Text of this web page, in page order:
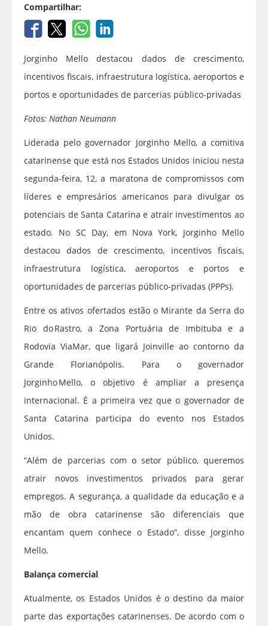
Compartilhar:
Jorginho Mello destacou dados de crescimento,
incentivos fiscais, infraestrutura logística, aeroportos e
portos e oportunidades de parcerias público‑privadas
Fotos: Nathan Neumann
Liderada pelo governador Jorginho Mello, a comitiva
catarinense que está nos Estados Unidos iniciou nesta
segunda-feira, 12, a maratona de compromissos com
líderes e empresários americanos para divulgar os
potenciais de Santa Catarina e atrair investimentos ao
estado. No SC Day, em Nova York, Jorginho Mello
destacou dados de crescimento, incentivos fiscais,
infraestrutura logística, aeroportos e portos e
oportunidades de parcerias público‑privadas (PPPs).
Entre os ativos ofertados estão o Mirante da Serra do
Rio do Rastro, a Zona Portuária de Imbituba e a
Rodovia ViaMar, que ligará Joinville ao contorno da
Grande Florianópolis. Para o governador
Jorginho Mello, o objetivo é ampliar a presença
internacional. É a primeira vez que o governador de
Santa Catarina participa do evento nos Estados
Unidos.
“Além de parcerias com o setor público, queremos
atrair novos investimentos privados para gerar
empregos. A segurança, a qualidade da educação e a
mão de obra catarinense são diferenciais que
encantam quem conhece o Estado”, disse Jorginho
Mello.
Balança comercial
Atualmente, os Estados Unidos é o destino da maior
parte das exportações catarinenses. De acordo com o